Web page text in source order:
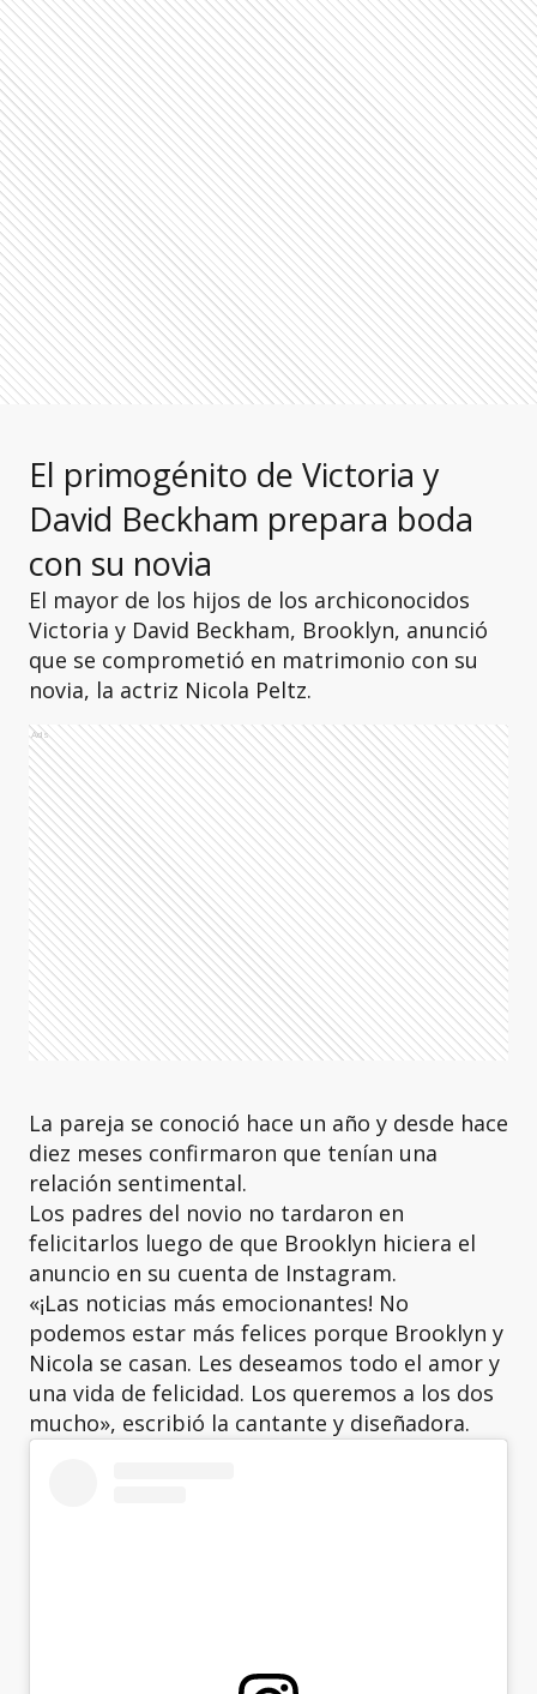
El primogénito de Victoria y
David Beckham prepara boda
con su novia
El mayor de los hijos de los archiconocidos
Victoria y David Beckham, Brooklyn, anunció
que se comprometió en matrimonio con su
novia, la actriz Nicola Peltz.
Ads
La pareja se conoció hace un año y desde hace
diez meses confirmaron que tenían una
relación sentimental.
Los padres del novio no tardaron en
felicitarlos luego de que Brooklyn hiciera el
anuncio en su cuenta de Instagram.
«¡Las noticias más emocionantes! No
podemos estar más felices porque Brooklyn y
Nicola se casan. Les deseamos todo el amor y
una vida de felicidad. Los queremos a los dos
mucho», escribió la cantante y diseñadora.